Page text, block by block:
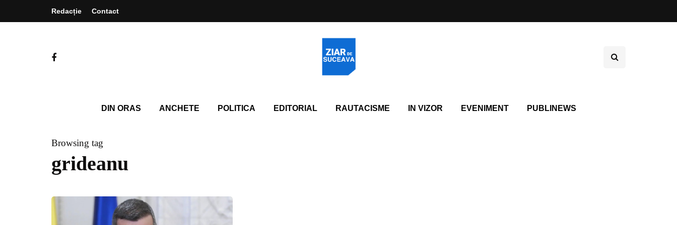
Redacție Contact
DIN ORAS ANCHETE POLITICA EDITORIAL RAUTACISME IN VIZOR EVENIMENT PUBLINEWS
Browsing tag
grideanu